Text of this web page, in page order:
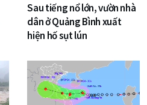
Sau tiếng nổ lớn, vườn nhà
dân ở Quảng Bình xuất
hiện hố sụt lún